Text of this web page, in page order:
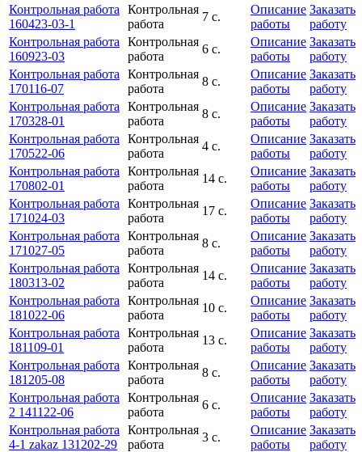
Контрольная работа
160423-03-1
Контрольная
работа
7 с.
Описание
работы
Заказать
работу
Контрольная работа
160923-03
Контрольная
работа
6 с.
Описание
работы
Заказать
работу
Контрольная работа
170116-07
Контрольная
работа
8 с.
Описание
работы
Заказать
работу
Контрольная работа
170328-01
Контрольная
работа
8 с.
Описание
работы
Заказать
работу
Контрольная работа
170522-06
Контрольная
работа
4 с.
Описание
работы
Заказать
работу
Контрольная работа
170802-01
Контрольная
работа
14 с.
Описание
работы
Заказать
работу
Контрольная работа
171024-03
Контрольная
работа
17 с.
Описание
работы
Заказать
работу
Контрольная работа
171027-05
Контрольная
работа
8 с.
Описание
работы
Заказать
работу
Контрольная работа
180313-02
Контрольная
работа
14 с.
Описание
работы
Заказать
работу
Контрольная работа
181022-06
Контрольная
работа
10 с.
Описание
работы
Заказать
работу
Контрольная работа
181109-01
Контрольная
работа
13 с.
Описание
работы
Заказать
работу
Контрольная работа
181205-08
Контрольная
работа
8 с.
Описание
работы
Заказать
работу
Контрольная работа
2 141122-06
Контрольная
работа
6 с.
Описание
работы
Заказать
работу
Контрольная работа
4-1 zakaz 131202-29
Контрольная
работа
3 с.
Описание
работы
Заказать
работу